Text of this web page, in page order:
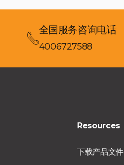
全国服务咨询电话
4006727588
Resources
下载产品文件